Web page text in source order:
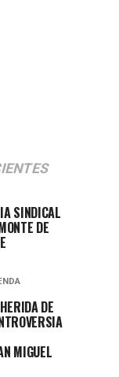
SINDICAL
DE
DE
MIGUEL